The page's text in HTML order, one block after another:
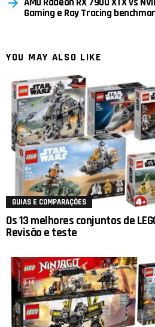
Gaming e Ray Tracing
YOU MAY ALSO LIKE
GUIAS E COMPARAÇÕES
Os 13 melhores conjuntos de
Revisão e teste